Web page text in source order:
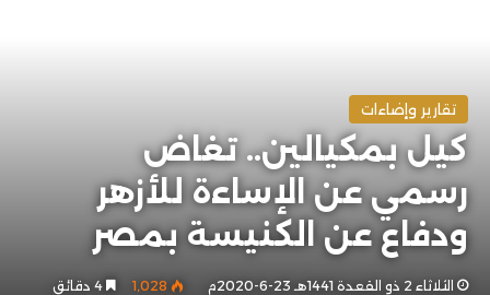
تقارير وإضاءات
كيل بمكيالين.. تغاض
رسمي عن الإساءة للأزهر
ودفاع عن الكنيسة بمصر
الثلاثاء 2 ذو القعدة 1441هـ 23-6-2020م 1٬028